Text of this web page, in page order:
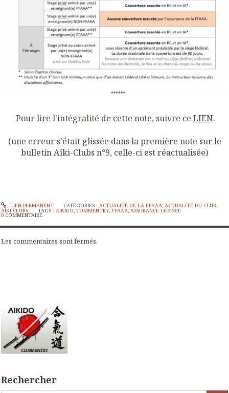
Rechercher
Pour lire l'intégralité de cette note, suivre ce LIEN.
(une erreur s'était glissée dans la première note sur le
bulletin Aïki-Clubs n°9, celle-ci est réactualisée)
LIEN PERMANENT CATÉGORIES : ACTUALITÉ DE LA FFAAA, ACTUALITÉ DU CLUB,
AÏKI CLUBS TAGS :AIKIDO, COMMENTRY,FFAAA,ASSURANCE LICENCE
0 COMMENTAIRE
Les commentaires sont fermés.